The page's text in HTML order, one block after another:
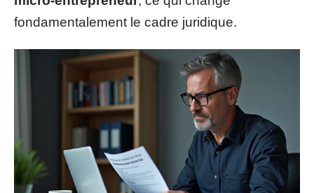
fondamentalement le cadre juridique.